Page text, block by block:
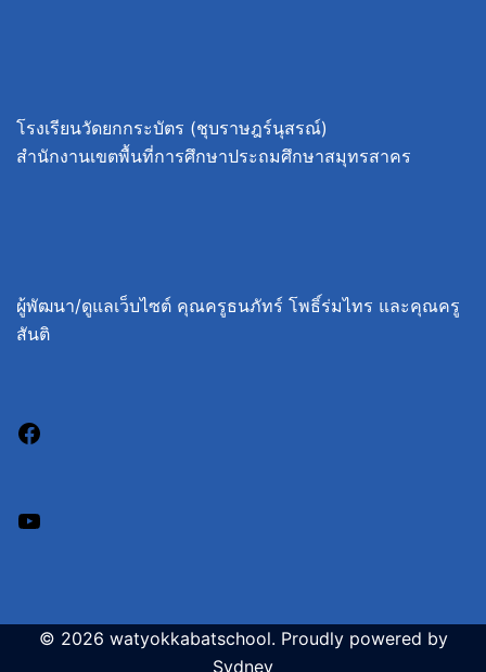
โรงเรียนวัดยกกระบัตร (ชุบราษฎร์นุสรณ์)
สำนักงานเขตพื้นที่การศึกษาประถมศึกษาสมุทรสาคร
ผู้พัฒนา/ดูแลเว็บไซต์ คุณครูธนภัทร์ โพธิ์ร่มไทร และคุณครู
สันติ
© 2026 watyokkabatschool. Proudly powered by
Sydney